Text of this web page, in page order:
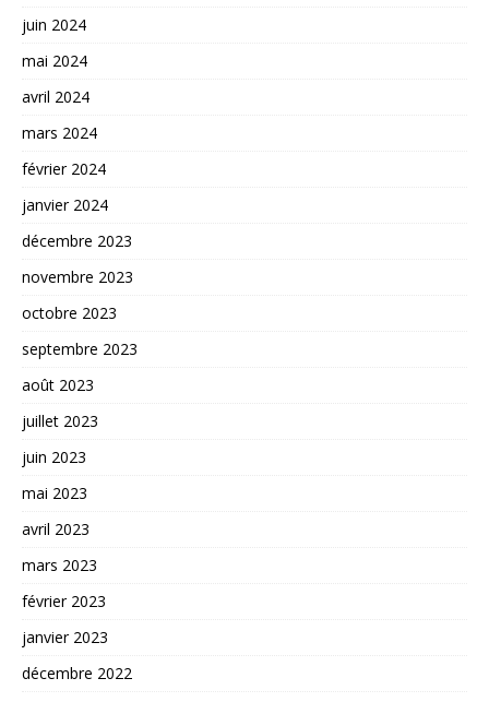
juin 2024
mai 2024
avril 2024
mars 2024
février 2024
janvier 2024
décembre 2023
novembre 2023
octobre 2023
septembre 2023
août 2023
juillet 2023
juin 2023
mai 2023
avril 2023
mars 2023
février 2023
janvier 2023
décembre 2022